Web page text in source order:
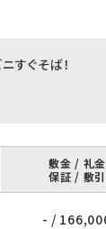
すぐそば！
敷金 / 礼金
保証 / 敷引
- /